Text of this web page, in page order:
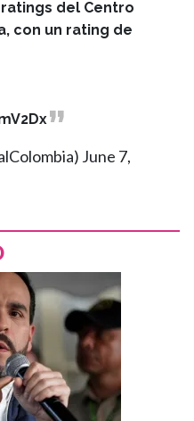
del Centro
con un rating de
June 7,